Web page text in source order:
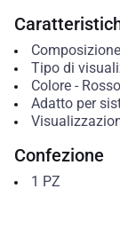
Composizione
Tipo di
Colore- Rosso
Adatto per
Confezione
1 PZ